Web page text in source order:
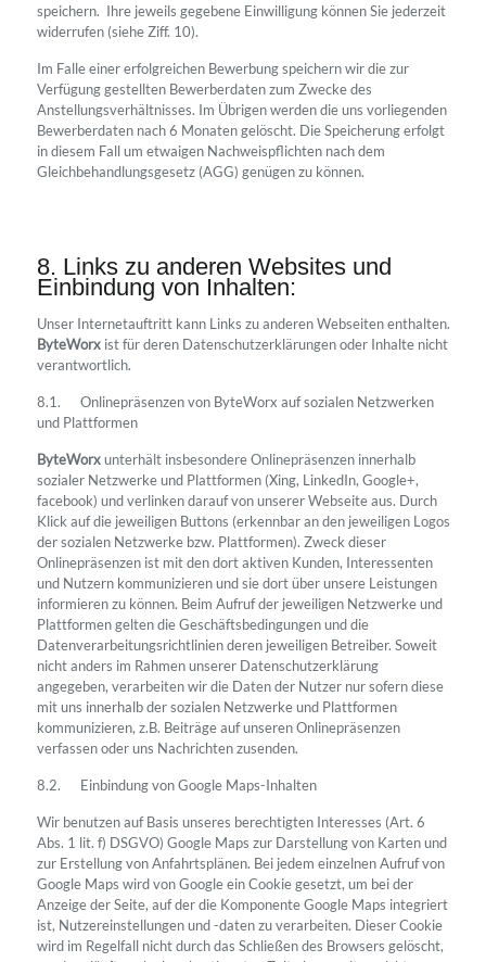
speichern. Ihre jeweils gegebene Einwilligung können Sie jederzeit
widerrufen (siehe Ziff. 10).
Im Falle einer erfolgreichen Bewerbung speichern wir die zur
Verfügung gestellten Bewerberdaten zum Zwecke des
Anstellungsverhältnisses. Im Übrigen werden die uns vorliegenden
Bewerberdaten nach 6 Monaten gelöscht. Die Speicherung erfolgt
in diesem Fall um etwaigen Nachweispflichten nach dem
Gleichbehandlungsgesetz (AGG) genügen zu können.
8. Links zu anderen Websites und
Einbindung von Inhalten:
Unser Internetauftritt kann Links zu anderen Webseiten enthalten.
ByteWorxist für deren Datenschutzerklärungen oder Inhalte nicht
verantwortlich.
8.1. Onlinepräsenzen von ByteWorx auf sozialen Netzwerken
und Plattformen
ByteWorxunterhält insbesondere Onlinepräsenzen innerhalb
sozialer Netzwerke und Plattformen (Xing, LinkedIn, Google+,
facebook) und verlinken darauf von unserer Webseite aus. Durch
Klick auf die jeweiligen Buttons (erkennbar an den jeweiligen Logos
der sozialen Netzwerke bzw. Plattformen). Zweck dieser
Onlinepräsenzen ist mit den dort aktiven Kunden, Interessenten
und Nutzern kommunizieren und sie dort über unsere Leistungen
informieren zu können. Beim Aufruf der jeweiligen Netzwerke und
Plattformen gelten die Geschäftsbedingungen und die
Datenverarbeitungsrichtlinien deren jeweiligen Betreiber. Soweit
nicht anders im Rahmen unserer Datenschutzerklärung
angegeben, verarbeiten wir die Daten der Nutzer nur sofern diese
mit uns innerhalb der sozialen Netzwerke und Plattformen
kommunizieren, z.B. Beiträge auf unseren Onlinepräsenzen
verfassen oder uns Nachrichten zusenden.
8.2. Einbindung von Google Maps-Inhalten
Wir benutzen auf Basis unseres berechtigten Interesses (Art. 6
Abs. 1 lit. f) DSGVO) Google Maps zur Darstellung von Karten und
zur Erstellung von Anfahrtsplänen. Bei jedem einzelnen Aufruf von
Google Maps wird von Google ein Cookie gesetzt, um bei der
Anzeige der Seite, auf der die Komponente Google Maps integriert
ist, Nutzereinstellungen und -daten zu verarbeiten. Dieser Cookie
wird im Regelfall nicht durch das Schließen des Browsers gelöscht,